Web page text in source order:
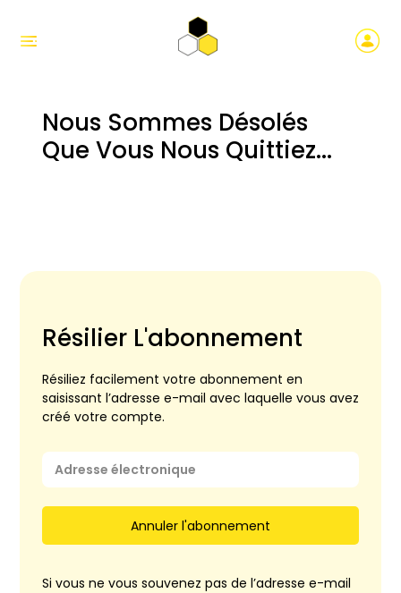
Nous Sommes Désolés
Que Vous Nous Quittiez...
Résilier L'abonnement
Résiliez facilement votre abonnement en
saisissant l’adresse e-mail avec laquelle vous avez
créé votre compte.
Annuler l'abonnement
Si vous ne vous souvenez pas de l’adresse e-mail